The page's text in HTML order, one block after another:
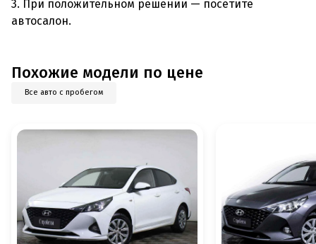
3. При положительном решении — посетите
автосалон.
Похожие модели по цене
Все авто с пробегом